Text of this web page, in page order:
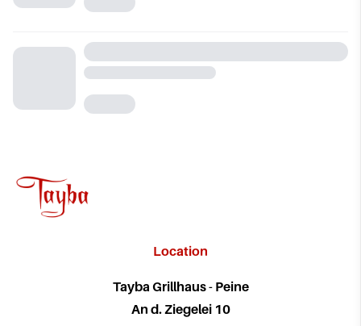
Location
Tayba Grillhaus - Peine
An d. Ziegelei 10